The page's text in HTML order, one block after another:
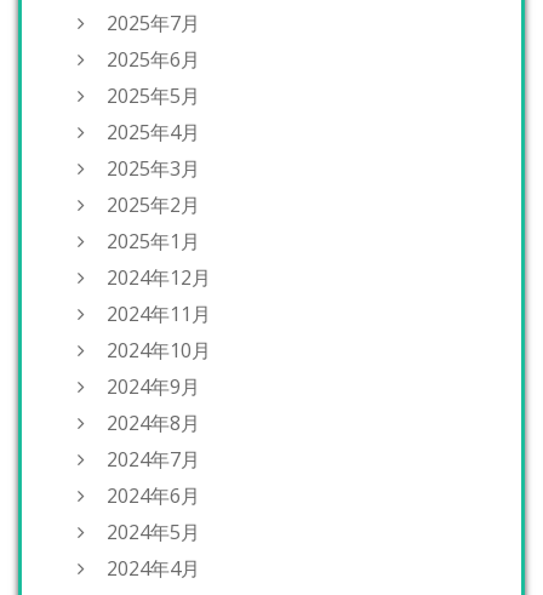
2025年7月
2025年6月
2025年5月
2025年4月
2025年3月
2025年2月
2025年1月
2024年12月
2024年11月
2024年10月
2024年9月
2024年8月
2024年7月
2024年6月
2024年5月
2024年4月